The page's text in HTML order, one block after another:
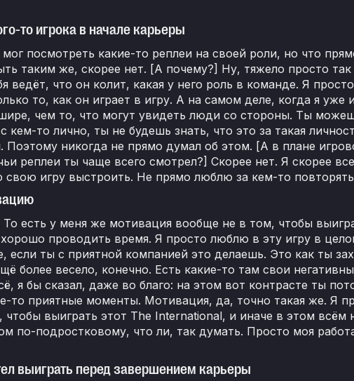
то игрока в начале карьеры
посмотреть какие-то реплеи на своей роли, но что
таким же, скорее нет. [А почему?] Ну, тяжело просто
ведёт, что он колит, какая у него роль в команде. Я
то, как он играет в игру. А на самом деле, когда я уже
чем то, что могут увидеть люди со стороны. Ты
кем-то лично, ты не будешь знать, что это за такая
Поэтому никогда не прямо думал об этом. [А в плане
реплеи ты чаще всего смотрел?] Скорее нет. Я скорее
свою игру выстроить. Не прямо люблю за кем-то
есть у меня же мотивация вообще не в том, чтобы
проводить время. Я просто люблю в эту игру в
если ты с приятной компанией это делаешь. Это как ты
более весело, конечно. Есть какие-то там свои
я бы сказал, даже во благо: на этом вот контрасте ты
то приятные моменты. Мотивация, да, точно такая же. Я
чтобы выиграть этот The International, и иначе в этом всём
по-подростковому, что ли, так думать. Просто моя
выиграть перед завершением карьеры